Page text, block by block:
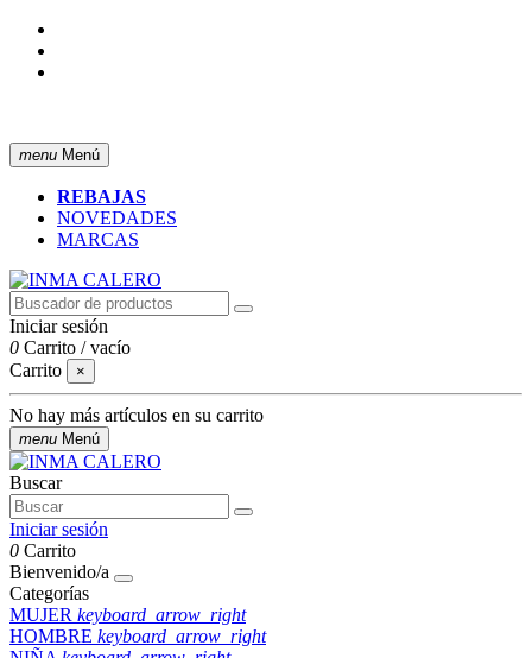
menu Menú
REBAJAS
NOVEDADES
MARCAS
Iniciar sesión
0 Carrito /vacío
Carrito
×
No hay más artículos en su carrito
menu Menú
Buscar
Iniciar sesión
0 Carrito
Bienvenido/a
Categorías
MUJER keyboard_arrow_right
HOMBRE keyboard_arrow_right